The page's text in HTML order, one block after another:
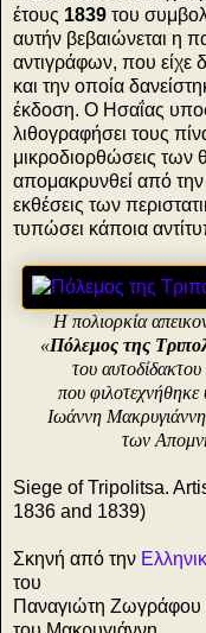
έτους 1839 του
αυτήν βεβαιώνεται η
αντιγράφων, που είχε
και την οποία
έκδοση. Ο Ησαΐας
λιθογραφήσει τους
μικροδιορθώσεις
απομακρυνθεί από την
εκθέσεις των
τυπώσει κάποια
Η πολιορκία
«Πόλεμος της
του
που
Ιωάννη
των
Siege of Tripolitsa.
1836 and 1839)
Σκηνή από την
του
Παναγιώτη Ζωγράφου